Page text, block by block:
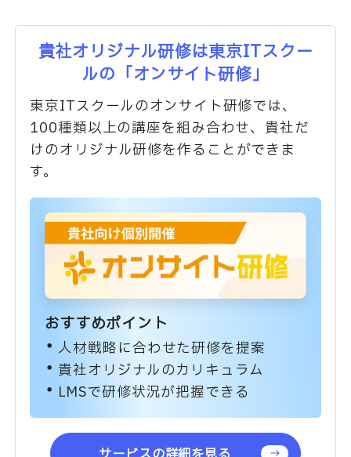
貴社オリジナル研修は東京ITスクー
ルの「オンサイト研修」
東京ITスクールのオンサイト研修では、
100種類以上の講座を組み合わせ、貴社だ
けのオリジナル研修を作ることができま
す。
おすすめポイント
人材戦略に合わせた研修を提案
貴社オリジナルのカリキュラム
LMSで研修状況が把握できる